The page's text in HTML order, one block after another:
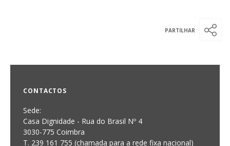
CONTACTOS
Sede:
Casa Dignidade - Rua do Brasil Nº 4
3030-775 Coimbra
T. 239 161 755 (chamada para a rede fixa nacional)